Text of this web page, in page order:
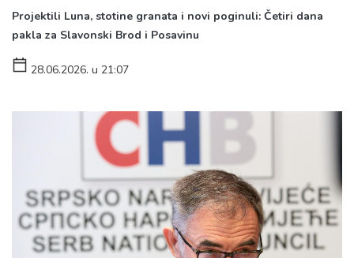
Projektili Luna, stotine granata i novi poginuli: Četiri dana
pakla za Slavonski Brod i Posavinu
28.06.2026. u 21:07